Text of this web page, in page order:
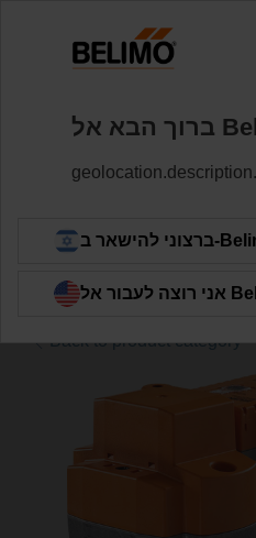
Learn
Back to product category